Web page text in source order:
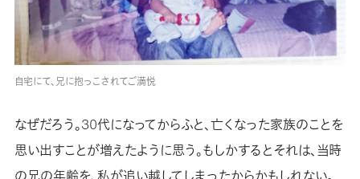
自宅にて、兄に抱っこされてご満悦
なぜだろう。30代になってからふと、亡くなった家族のことを
思い出すことが増えたように思う。もしかするとそれは、当時